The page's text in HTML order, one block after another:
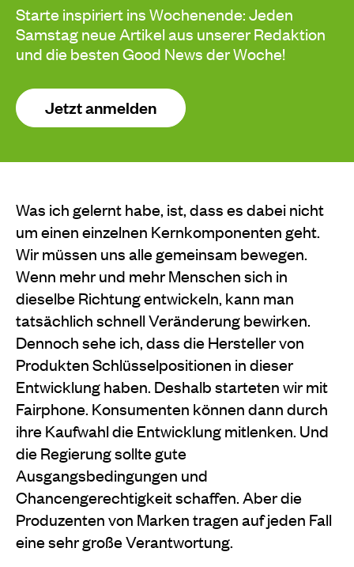
Starte inspiriert ins Wochenende: Jeden
Samstag neue Artikel aus unserer Redaktion
und die besten Good News der Woche!
Jetzt anmelden
Was ich gelernt habe, ist, dass es dabei nicht
um einen einzelnen Kernkomponenten geht.
Wir müssen uns alle gemeinsam bewegen.
Wenn mehr und mehr Menschen sich in
dieselbe Richtung entwickeln, kann man
tatsächlich schnell Veränderung bewirken.
Dennoch sehe ich, dass die Hersteller von
Produkten Schlüsselpositionen in dieser
Entwicklung haben. Deshalb starteten wir mit
Fairphone. Konsumenten können dann durch
ihre Kaufwahl die Entwicklung mitlenken. Und
die Regierung sollte gute
Ausgangsbedingungen und
Chancengerechtigkeit schaffen. Aber die
Produzenten von Marken tragen auf jeden Fall
eine sehr große Verantwortung.